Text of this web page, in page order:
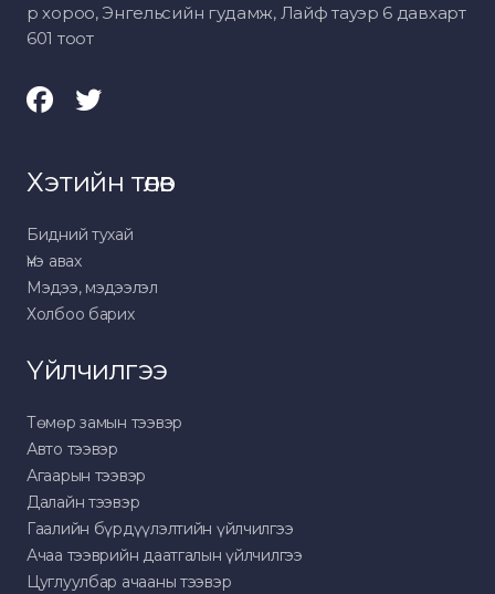
р хороо, Энгельсийн гудамж, Лайф тауэр 6 давхарт
601 тоот
Хэтийн төлөв
Бидний тухай
Үнэ авах
Мэдээ, мэдээлэл
Холбоо барих
Үйлчилгээ
Төмөр замын тээвэр
Авто тээвэр
Агаарын тээвэр
Далайн тээвэр
Гаалийн бүрдүүлэлтийн үйлчилгээ
Ачаа тээврийн даатгалын үйлчилгээ
Цуглуулбар ачааны тээвэр